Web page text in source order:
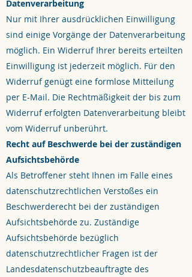
Datenverarbeitung
Nur mit Ihrer ausdrücklichen Einwilligung
sind einige Vorgänge der Datenverarbeitung
möglich. Ein Widerruf Ihrer bereits erteilten
Einwilligung ist jederzeit möglich. Für den
Widerruf genügt eine formlose Mitteilung
per E-Mail. Die Rechtmäßigkeit der bis zum
Widerruf erfolgten Datenverarbeitung bleibt
vom Widerruf unberührt.
Recht auf Beschwerde bei der zuständigen
Aufsichtsbehörde
Als Betroffener steht Ihnen im Falle eines
datenschutzrechtlichen Verstoßes ein
Beschwerderecht bei der zuständigen
Aufsichtsbehörde zu. Zuständige
Aufsichtsbehörde bezüglich
datenschutzrechtlicher Fragen ist der
Landesdatenschutzbeauftragte des